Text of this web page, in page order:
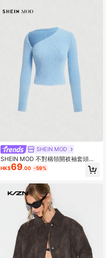
SHEIN MOD
SHEIN MOD 不對稱領開衩袖套頭毛
衣
HK$69.00 -59%